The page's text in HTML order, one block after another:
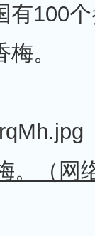
有100
。
。（网